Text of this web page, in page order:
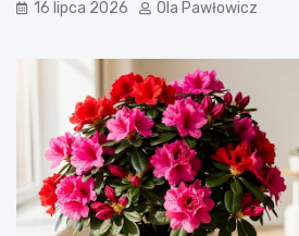
16 lipca 2026 Ola Pawłowicz